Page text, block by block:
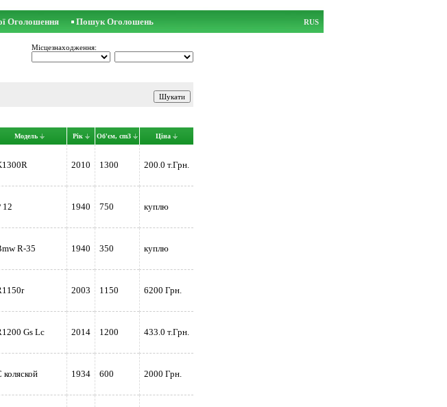
Оголошення Пошук Оголошень RUS
Місцезнаходження:
Модель Рік Об'єм, cm3 Ціна
2010 1300 200.0 т.Грн.
12 1940 750 куплю
R-35 1940 350 куплю
2003 1150 6200 Грн.
Gs Lc 2014 1200 433.0 т.Грн.
коляской 1934 600 2000 Грн.